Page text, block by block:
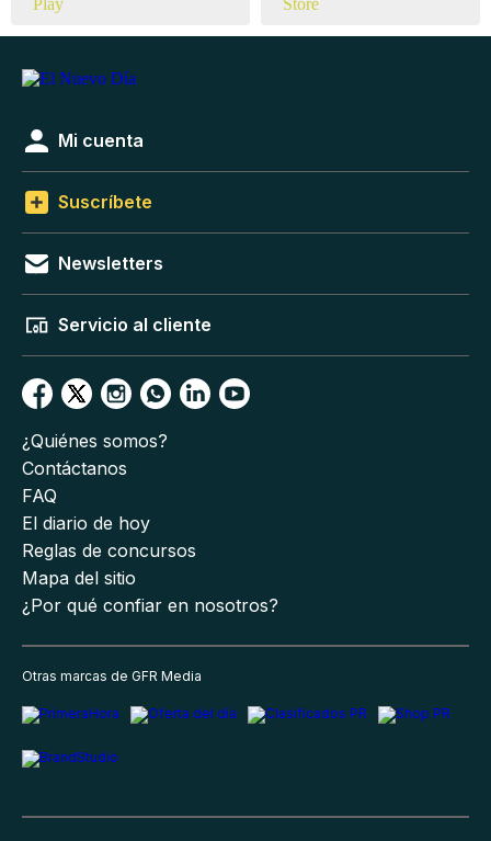
Mi cuenta
Suscríbete
Newsletters
Servicio al cliente
¿Quiénes somos?
Contáctanos
FAQ
El diario de hoy
Reglas de concursos
Mapa del sitio
¿Por qué confiar en nosotros?
Otras marcas de GFR Media